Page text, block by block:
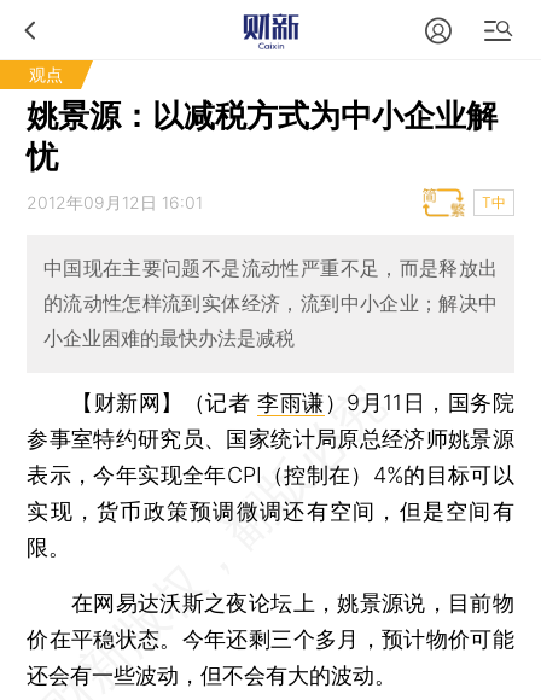
观点
姚景源：以减税方式为中小企业解
忧
2012年09月12日 16:01 T中
中国现在主要问题不是流动性严重不足，而是释放出
的流动性怎样流到实体经济，流到中小企业；解决中
小企业困难的最快办法是减税
【财新网】（记者李雨谦） 9月11日，国务院
参事室特约研究员、国家统计局原总经济师姚景源
表示，今年实现全年CPI（控制在）4%的目标可以
实现，货币政策预调微调还有空间，但是空间有
限。
在网易达沃斯之夜论坛上，姚景源说，目前物
价在平稳状态。今年还剩三个多月，预计物价可能
还会有一些波动，但不会有大的波动。